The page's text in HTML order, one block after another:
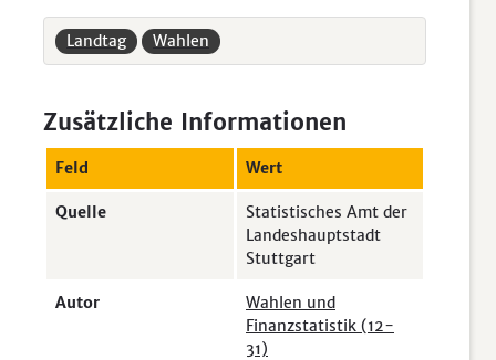
Landtag Wahlen
Zusätzliche Informationen
Feld Wert
Quelle
Statistisches Amt der
Landeshauptstadt
Stuttgart
Autor
Wahlen und
Finanzstatistik (12-
31)